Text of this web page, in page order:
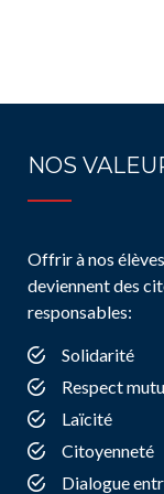
NOS
Offrir à nos
deviennent des
responsables:
Solidarité
Respect
Laïcité
Citoyenneté
Dialogue